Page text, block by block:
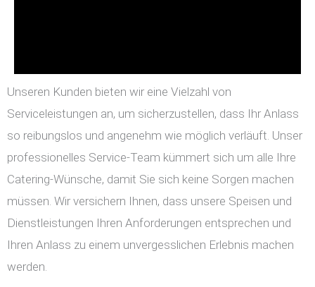
Unseren Kunden bieten wir eine Vielzahl von
Serviceleistungen an, um sicherzustellen, dass Ihr Anlass
so reibungslos und angenehm wie möglich verläuft. Unser
professionelles Service-Team kümmert sich um alle Ihre
Catering-Wünsche, damit Sie sich keine Sorgen machen
müssen. Wir versichern Ihnen, dass unsere Speisen und
Dienstleistungen Ihren Anforderungen entsprechen und
Ihren Anlass zu einem unvergesslichen Erlebnis machen
werden.